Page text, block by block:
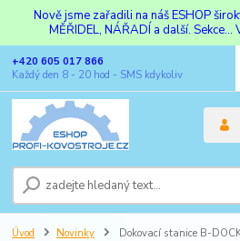
Nově jsme zařadili na náš ESHOP
MĚŘIDEL, NÁŘADÍ a další. Sekce...
+420 605 017 866
Každý den 8 - 20 hod - SMS kdykoliv
Úvod Novinky Dokovací stanice B-